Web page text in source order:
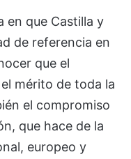
en que Castilla y
de referencia en
que el
mérito de toda la
el compromiso
que hace de la
europeo y